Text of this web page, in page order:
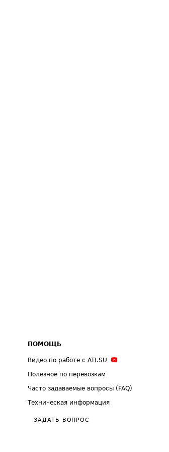
ПОМОЩЬ
Видео по работе с ATI.SU
Полезное по перевозкам
Часто задаваемые вопросы (FAQ)
Техническая информация
ЗАДАТЬ ВОПРОС